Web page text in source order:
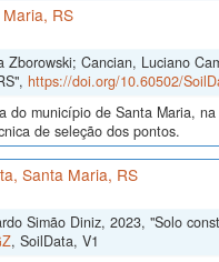
RS
Zborowski; Cancian, Luciano
https://doi.org/10.60502/
do município de Santa Maria,
de seleção dos pontos.
Santa Maria, RS
Simão Diniz, 2023, "Solo
, SoilData, V1